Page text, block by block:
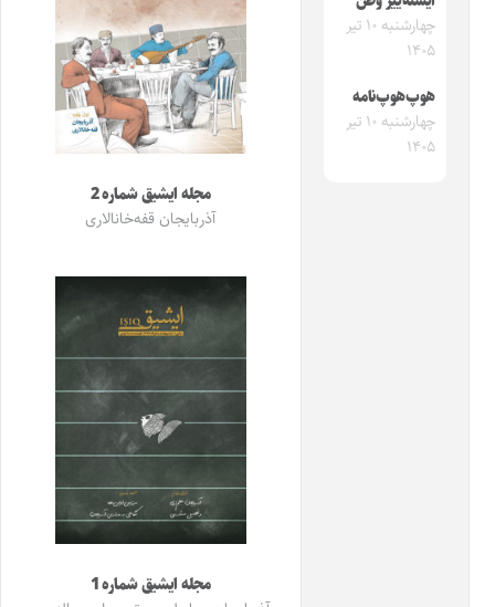
چهارشنبه ۱۰ تیر
۱۴۰۵
هوپ‌هوپ‌نامه
چهارشنبه ۱۰ تیر
۱۴۰۵
مجله ایشیق شماره 2
آذربایجان قفه‌خانالاری
مجله ایشیق شماره 1